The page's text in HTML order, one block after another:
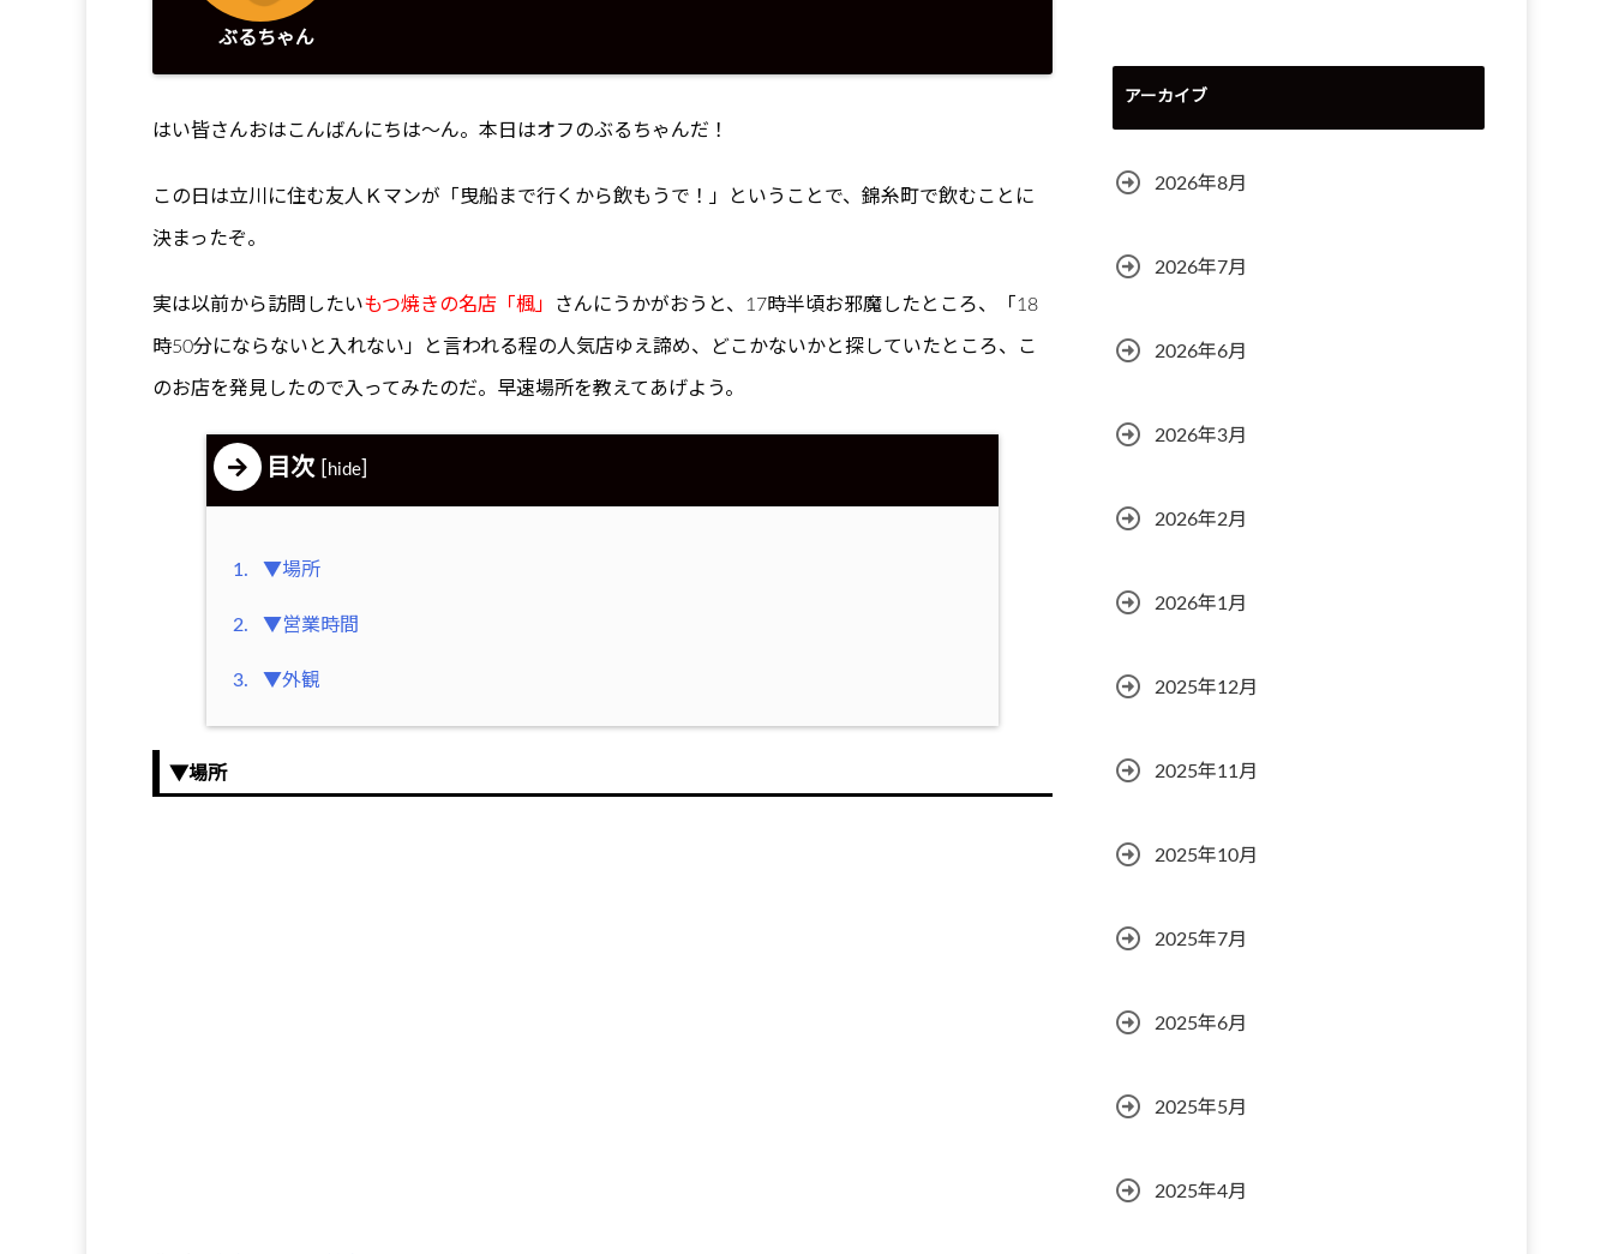
ぶるちゃん
はい皆さんおはこんばんにちは～ん。本日はオフのぶるちゃんだ！
この日は立川に住む友人Ｋマンが「曳船まで行くから飲もうで！」ということで、錦糸町で飲むことに
決まったぞ。
実は以前から訪問したいもつ焼きの名店「楓」 さんにうかがおうと、17時半頃お邪魔したところ、「18
時50分にならないと入れない」と言われる程の人気店ゆえ諦め、どこかないかと探していたところ、こ
のお店を発見したので入ってみたのだ。早速場所を教えてあげよう。
目次 hide
1. ▼場所
2. ▼営業時間
3. ▼外観
▼場所
アーカイブ
2026年8月
2026年7月
2026年6月
2026年3月
2026年2月
2026年1月
2025年12月
2025年11月
2025年10月
2025年7月
2025年6月
2025年5月
2025年4月